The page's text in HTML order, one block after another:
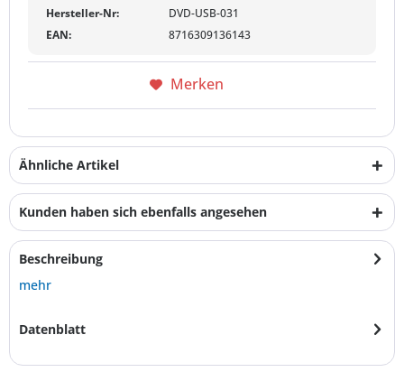
Hersteller-Nr:
DVD-USB-031
EAN:
8716309136143
Merken
Ähnliche Artikel
Kunden haben sich ebenfalls angesehen
Beschreibung
mehr
Datenblatt